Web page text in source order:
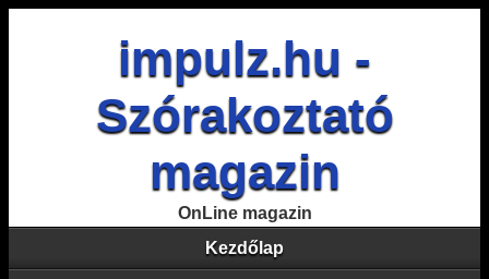
impulz.hu -
Szórakoztató
magazin
OnLine magazin
Kezdőlap